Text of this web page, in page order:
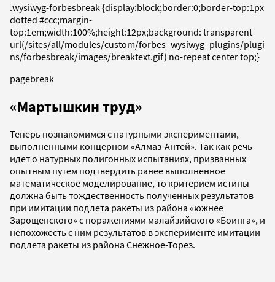
.wysiwyg-forbesbreak {display:block;border:0;border-top:1px
dotted #ccc;margin-
top:1em;width:100%;height:12px;background: transparent
url(/sites/all/modules/custom/forbes_wysiwyg_plugins/plugi
ns/forbesbreak/images/breaktext.gif) no-repeat center top;}
pagebreak
«Мартышкин труд»
Теперь познакомимся с натурными экспериментами,
выполненными концерном «Алмаз-Антей». Так как речь
идет о натурных полигонных испытаниях, призванных
опытным путем подтвердить ранее выполненное
математическое моделирование, то критерием истины
должна быть тождественность полученных результатов
при имитации подлета ракеты из района «южнее
Зарощенского» с поражениями малайзийского «Боинга», и
непохожесть с ним результатов в эксперименте имитации
подлета ракеты из района Снежное-Торез.